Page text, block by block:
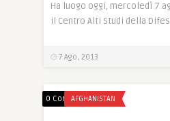
Ha luogo oggi, mercoledì 7
il Centro Alti Studi della
7 Ago, 2013
0 CommentsAFGHANISTAN